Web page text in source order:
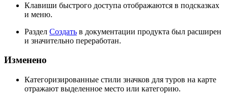
Клавиши быстрого доступа отображаются в подсказках
и меню.
Раздел Создать в документации продукта был расширен
и значительно переработан.
Изменено
Категоризированные стили значков для туров на карте
отражают выделенное место или категорию.